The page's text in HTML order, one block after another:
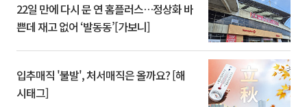
22일 만에 다시 문 연 홈플러스…정상화 바
쁜데 재고 없어 ‘발동동’[가보니]
입추매직 '불발', 처서매직은 올까요? [해
시태그]